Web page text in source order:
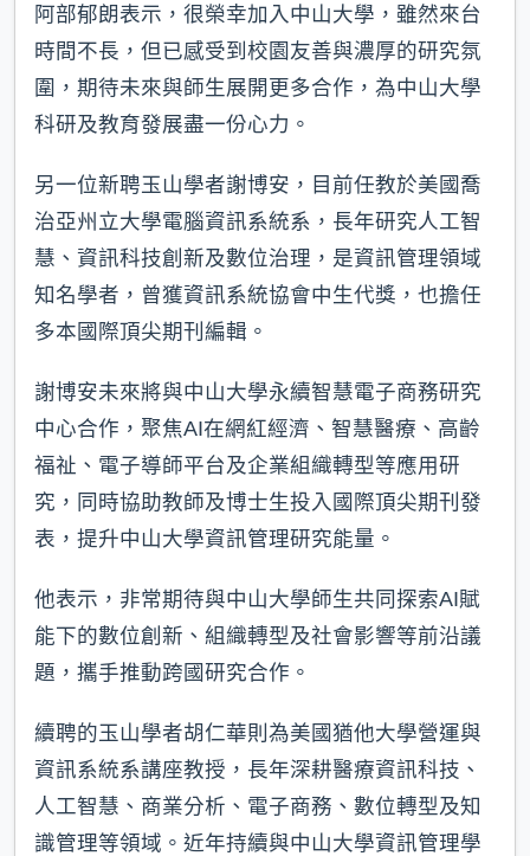
阿部郁朗表示，很榮幸加入中山大學，雖然來台
時間不長，但已感受到校園友善與濃厚的研究氛
圍，期待未來與師生展開更多合作，為中山大學
科研及教育發展盡一份心力。
另一位新聘玉山學者謝博安，目前任教於美國喬
治亞州立大學電腦資訊系統系，長年研究人工智
慧、資訊科技創新及數位治理，是資訊管理領域
知名學者，曾獲資訊系統協會中生代獎，也擔任
多本國際頂尖期刊編輯。
謝博安未來將與中山大學永續智慧電子商務研究
中心合作，聚焦AI在網紅經濟、智慧醫療、高齡
福祉、電子導師平台及企業組織轉型等應用研
究，同時協助教師及博士生投入國際頂尖期刊發
表，提升中山大學資訊管理研究能量。
他表示，非常期待與中山大學師生共同探索AI賦
能下的數位創新、組織轉型及社會影響等前沿議
題，攜手推動跨國研究合作。
續聘的玉山學者胡仁華則為美國猶他大學營運與
資訊系統系講座教授，長年深耕醫療資訊科技、
人工智慧、商業分析、電子商務、數位轉型及知
識管理等領域。近年持續與中山大學資訊管理學